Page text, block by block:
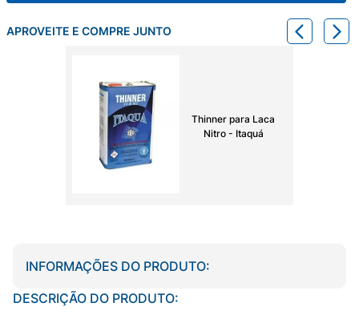
APROVEITE E COMPRE JUNTO
Thinner para Laca
Nitro - Itaquá
INFORMAÇÕES DO PRODUTO:
DESCRIÇÃO DO PRODUTO: